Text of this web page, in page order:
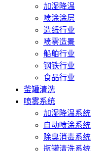
加湿降温
喷涂涂层
造纸行业
喷雾造景
船舶行业
钢铁行业
食品行业
釜罐清洗
喷雾系统
加湿降温系统
自动喷涂系统
除臭消毒系统
瓶罐清洗系统